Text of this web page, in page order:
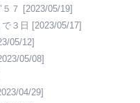
７ [2023/05/19]
３日 [2023/05/17]
05/12]
05/08]
04/29]